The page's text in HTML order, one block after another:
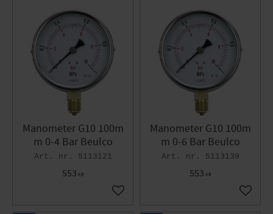
Manometer G10 100m
m 0-4 Bar Beulco
5113121
553 KR
Gem som favorit
Manometer G10 100m
m 0-6 Bar Beulco
5113139
553 KR
Gem